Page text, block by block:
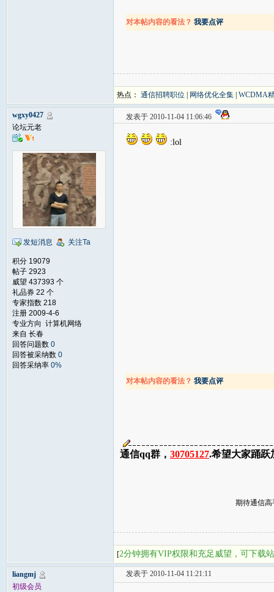
对本帖内容的看法？ 我要点评
热点： 通信招聘职位 网络优化全集 WCDMA
wgxy0427
论坛元老
发短消息 关注Ta
积分 19079
帖子 2923
威望 437393 个
礼品券 22 个
专家指数 218
注册 2009-4-6
专业方向 计算机网络
来自 长春
回答问题数 0
回答被采纳数 0
回答采纳率 0%
发表于 2010-11-04 11:06:46
:lol
对本帖内容的看法？ 我要点评
通信qq群， 30705127.希望大家踊跃
期待通信高手
[2分钟拥有VIP权限和充足威望，可下载
liangmj
初级会员
发表于 2010-11-04 11:21:11